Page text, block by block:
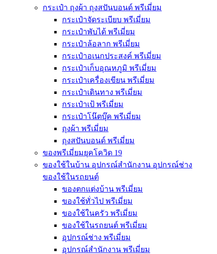
กระเป๋า ถุงผ้า ถุงสปันบอนด์ พรีเมี่ยม
กระเป๋าจัดระเบียบ พรีเมี่ยม
กระเป๋าพับได้ พรีเมี่ยม
กระเป๋าล้อลาก พรีเมี่ยม
กระเป๋าอเนกประสงค์ พรีเมี่ยม
กระเป๋าเก็บอุณหภูมิ พรีเมี่ยม
กระเป๋าเครื่องเขียน พรีเมี่ยม
กระเป๋าเดินทาง พรีเมี่ยม
กระเป๋าเป้ พรีเมี่ยม
กระเป๋าโน๊ตบุ๊ค พรีเมี่ยม
ถุงผ้า พรีเมี่ยม
ถุงสปันบอนด์ พรีเมี่ยม
ของพรีเมี่ยมยุคโควิด 19
ของใช้ในบ้าน อุปกรณ์สำนักงาน อุปกรณ์ช่าง
ของใช้ในรถยนต์
ของตกแต่งบ้าน พรีเมี่ยม
ของใช้ทั่วไป พรีเมี่ยม
ของใช้ในครัว พรีเมี่ยม
ของใช้ในรถยนต์ พรีเมี่ยม
อุปกรณ์ช่าง พรีเมี่ยม
อุปกรณ์สำนักงาน พรีเมี่ยม